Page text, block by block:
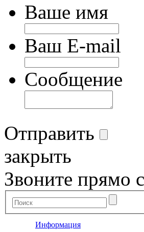
Ваше имя
Ваш E-mail
Сообщение
Отправить
закрыть
Звоните прямо
Информация